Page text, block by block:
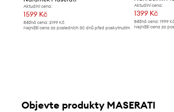
Aktuální cena:
1599 Kč
Běžná cena: 2199 Kč
Nejnižší cena za posledních 30 dnů před poskytnutím
Aktuální cena:
1399 Kč
Běžná cena:1999
Nejnižší cena za
Objevte produkty MASERATI